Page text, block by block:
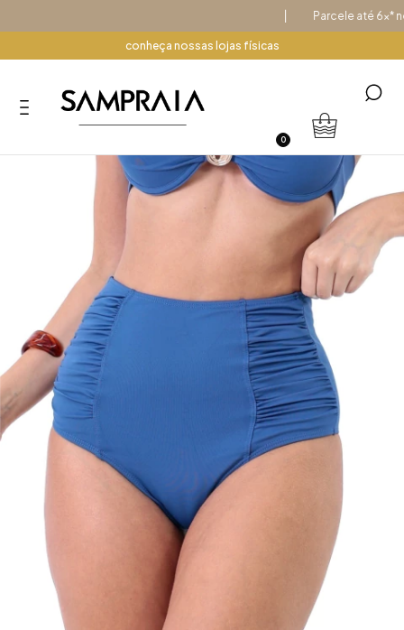
Parcele até 6x* no
conheça nossas lojas físicas
0